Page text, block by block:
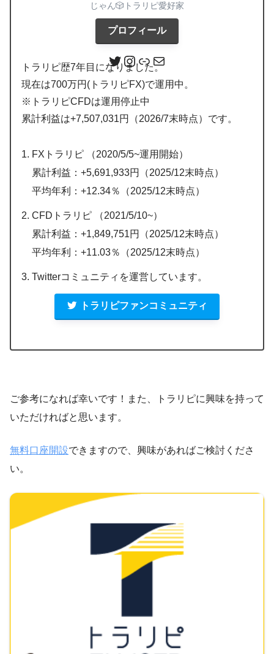
じゃん🎲トラリピ愛好家
プロフィール
トラリピ歴7年目になりました。
現在は700万円(トラリピFX)で運用中。
※トラリピCFDは運用停止中
累計利益は+7,507,031円（2026/7末時点）です。
FXトラリピ （2020/5/5~運用開始）
累計利益：+5,691,933円（2025/12末時点）
平均年利：+12.34％（2025/12末時点）
CFDトラリピ （2021/5/10~）
累計利益：+1,849,751円（2025/12末時点）
平均年利：+11.03％（2025/12末時点）
Twitterコミュニティを運営しています。
トラリピファンコミュニティ
ご参考になれば幸いです！また、トラリピに興味を持って
いただければと思います。
無料口座開設できますので、興味があればご検討くださ
い。